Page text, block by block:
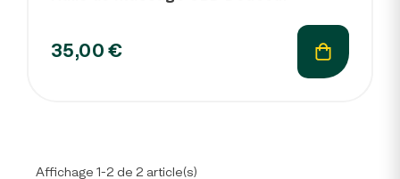
35,00 €
Affichage 1-2 de 2 article(s)